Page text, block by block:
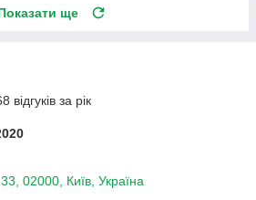
ще
за рік
02000, Київ, Україна